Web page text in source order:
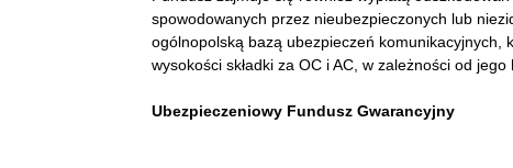
spowodowanych przez nieubezpieczonych lub
ogólnopolską bazą ubezpieczeń komunikacyjnych,
wysokości składki za OC i AC, w zależności od
Ubezpieczeniowy Fundusz Gwarancyjny